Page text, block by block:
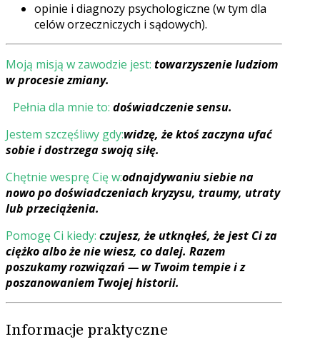
opinie i diagnozy psychologiczne (w tym dla
celów orzeczniczych i sądowych).
Moją misją w zawodzie jest: towarzyszenie ludziom
w procesie zmiany.
Pełnia dla mnie to: doświadczenie sensu.
Jestem szczęśliwy gdy:widzę, że ktoś zaczyna ufać
sobie i dostrzega swoją siłę.
Chętnie wesprę Cię w:odnajdywaniu siebie na
nowo po doświadczeniach kryzysu, traumy, utraty
lub przeciążenia.
Pomogę Ci kiedy: czujesz, że utknąłeś, że jest Ci za
ciężko albo że nie wiesz, co dalej. Razem
poszukamy rozwiązań — w Twoim tempie i z
poszanowaniem Twojej historii.
Informacje praktyczne